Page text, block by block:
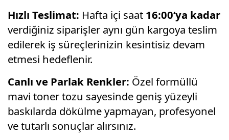
Hızlı Teslimat: Hafta içi saat 16:00’ya kadar
verdiğiniz siparişler aynı gün kargoya teslim
edilerek iş süreçlerinizin kesintisiz devam
etmesi hedeflenir.
Canlı ve Parlak Renkler: Özel formüllü
mavi toner tozu sayesinde geniş yüzeyli
baskılarda dökülme yapmayan, profesyonel
ve tutarlı sonuçlar alırsınız.